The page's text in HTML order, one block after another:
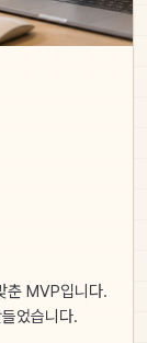
춘 MVP입니다.
었습니다.